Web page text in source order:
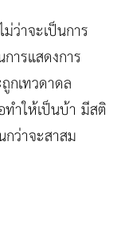
ว่าจะเป็นการ
ารแสดงการ
เทวดาดล
ทำให้เป็นบ้า มีสติ
ว่าจะสาสม